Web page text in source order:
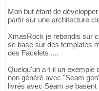
Mon but étant de
partir sur une architecture
XmasRock je rebondis sur
se base sur des templates
des Facelets ....
Quelqu'un a-t-il un exemple
non généré avec "Seam
livrés avec Seam se basent